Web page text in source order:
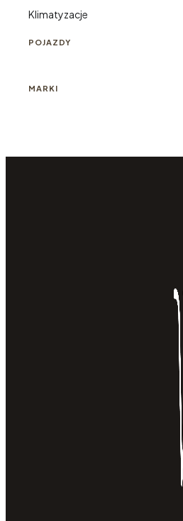
Klimatyzacje
POJAZDY
MARKI